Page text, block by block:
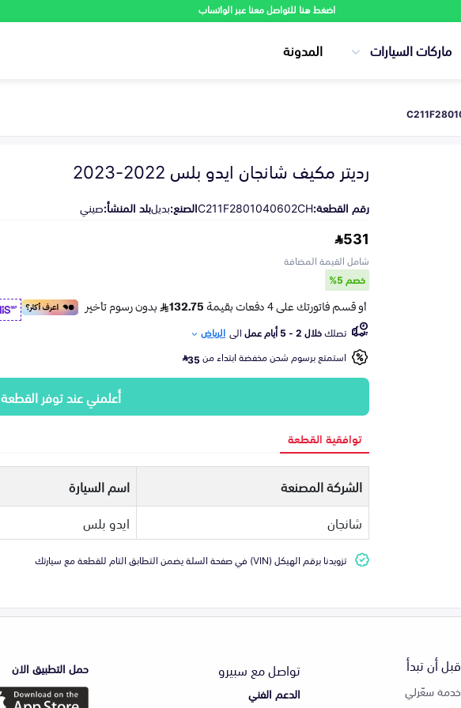
اضغط هنا للتواصل معنا عبر الواتساب
ماركات السيارات المدونة
رديتر مكيف شانجان ايدو بلس 2022-2023
رقم القطعة:C211F2801040602CHالصنع:بديلبلد المنشأ:صيني
531
شامل القيمة المضافة
خصم 5%
تصلكخلال 2 - 5 أيام عمل الى الرياض
استمتع برسوم شحن مخفضة ابتداء من35
أعلمني عند توفر القطعة
توافقية القطعة
الشركة المصنعة اسم السيارة
شانجان
ايدو بلس
تزويدنا برقم الهيكل (VIN) في صفحة السلة يضمن التطابق التام للقطعة مع سيارتك
قبل أن تبدأ
خدمة سعّرلي
تواصل مع سبيرو
الدعم الفني
حمل التطبيق الان